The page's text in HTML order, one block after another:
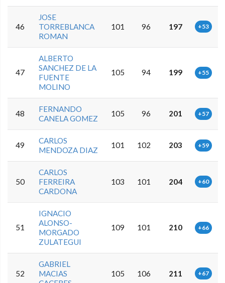
46
JOSE
TORREBLANCA
ROMAN
101 96 197 +53
47
ALBERTO
SANCHEZ DE LA
FUENTE
MOLINO
105 94 199 +55
48
FERNANDO
CANELA GOMEZ
105 96 201 +57
49
CARLOS
MENDOZA DIAZ
101 102 203 +59
50
CARLOS
FERREIRA
CARDONA
103 101 204 +60
51
IGNACIO
ALONSO-
MORGADO
ZULATEGUI
109 101 210 +66
52
GABRIEL
MACIAS
105 106 211 +67